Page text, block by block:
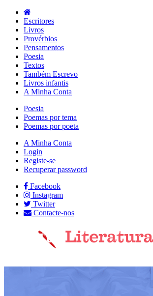
Escritores
Livros
Provérbios
Pensamentos
Poesia
Textos
Também Escrevo
Livros infantis
A Minha Conta
Poesia
Poemas por tema
Poemas por poeta
A Minha Conta
Login
Registe-se
Recuperar password
Facebook
Instagram
Twitter
Contacte-nos